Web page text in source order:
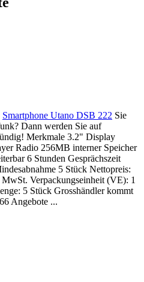
Smartphone Utano DSB 222 Sie
Dann werden Sie auf
Merkmale 3.2" Display
Radio 256MB interner Speicher
6 Stunden Gesprächszeit
5 Stück Nettopreis:
Verpackungseinheit (VE): 1
5 Stück Grosshändler kommt
Angebote ...